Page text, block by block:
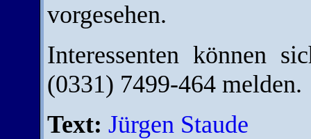
vorgesehen.
Interessenten können
(0331) 7499-464 melden.
Text: Jürgen Staude